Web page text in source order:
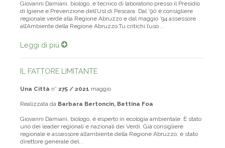
Giovanni Damiani, biologo, è tecnico di laboratorio presso il Presidio
di Igiene e Prevenzione dell’Usl di Pescara. Dal ’90 è consigliere
regionale verde alla Regione Abruzzo e dal maggio ’94 assessore
all’Ambiente della Regione Abruzzo.Tu critichi l’uso ...
Leggi di più
IL FATTORE LIMITANTE
Una Città n° 275 / 2021 maggio
Realizzata da Barbara Bertoncin, Bettina Foa
Giovanni Damiani, biologo, è esperto in ecologia ambientale. È stato
uno dei leader regionali e nazionali dei Verdi. Già consigliere
regionale e assessore all’ambiente della Regione Abruzzo, è stato
direttore generale del...